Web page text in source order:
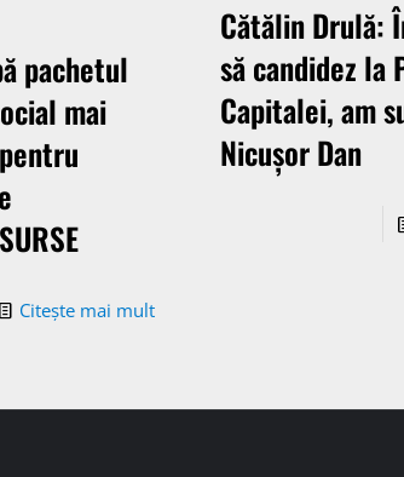
pachetul
mai
Citește mai mult
Cătălin Drulă:
să candidez la
Capitalei, am
Nicușor Dan